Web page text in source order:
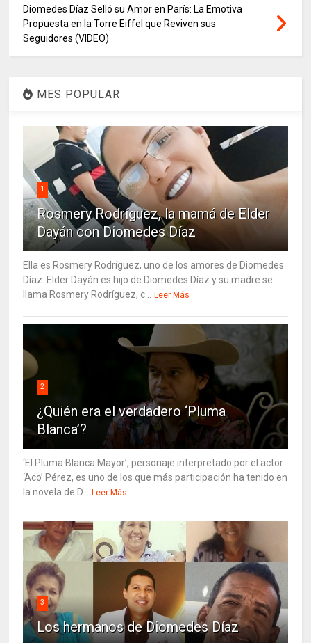
Diomedes Díaz Selló su Amor en París: La Emotiva
Propuesta en la Torre Eiffel que Reviven sus
Seguidores (VIDEO)
MES POPULAR
1
Rosmery Rodríguez, la mamá de Elder
Dayán con Diomedes Díaz
Ella es Rosmery Rodríguez, uno de los amores de Diomedes
Díaz. Elder Dayán es hijo de Diomedes Díaz y su madre se
llama Rosmery Rodríguez, c...
Leer Más
2
¿Quién era el verdadero ‘Pluma
Blanca’?
‘El Pluma Blanca Mayor’, personaje interpretado por el actor
‘Aco’ Pérez, es uno de los que más participación ha tenido en
la novela de D...
Leer Más
3
Los hermanos de Diomedes Díaz